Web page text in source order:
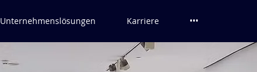
Unternehmenslösungen Karriere •••